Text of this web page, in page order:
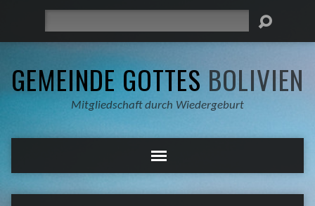
GEMEINDE GOTTES BOLIVIEN
Mitgliedschaft durch Wiedergeburt